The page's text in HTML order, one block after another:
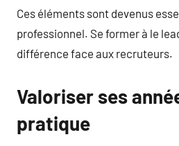
Ces éléments sont devenus
professionnel. Se former à le
différence face aux recruteurs.
Valoriser ses
pratique